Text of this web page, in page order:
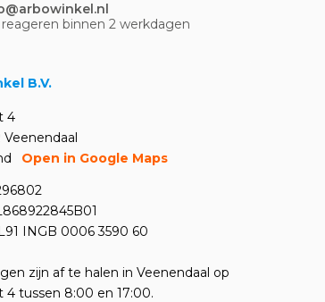
binnen 2 werkdagen
B.V.
4
Veenendaal
Open in Google Maps
INGB 0006 3590 60
zijn af te halen in Veenendaal op
4 tussen 8:00 en 17:00.